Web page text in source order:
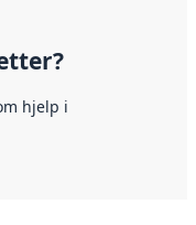
hjelp i